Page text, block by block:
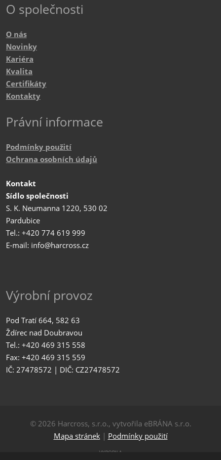
O společnosti
O nás
Novinky
Kariéra
Kvalita
Certifikáty
Kontakty
Právní informace
Podmínky použití
Ochrana osobních údajů
Kontakt
Sídlo společnosti
S. K. Neumanna 1220, 530 02
Pardubice
Tel.: +420 774 619 999
E-mail: info@harcross.cz
Výrobní provoz
Pod Tratí 664, 582 63
Ždírec nad Doubravou
Tel.: +420 469 315 558
Fax: +420 469 315 559
IČ: 27478572 | DIČ: CZ27478572
© 2026 Harcross, s.r.o., vytvořila eBRÁNA s.r.o.
Mapa stránek | Podmínky použití
VYROBILA